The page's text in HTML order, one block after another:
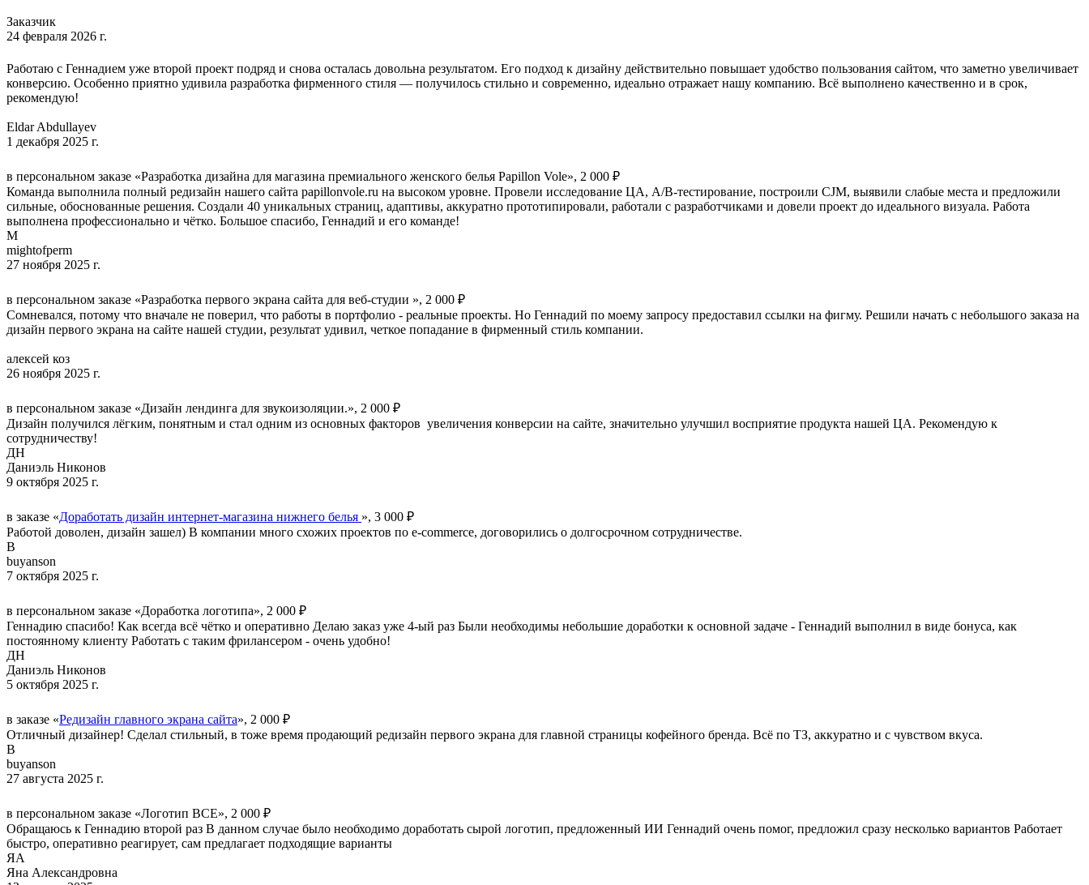
Заказчик
24 февраля 2026 г.
Работаю с Геннадием уже второй проект подряд и снова осталась довольна результатом. Его подход к дизайну действительно повышает удобство пользования сайтом, что заметно увеличивает
конверсию. Особенно приятно удивила разработка фирменного стиля — получилось стильно и современно, идеально отражает нашу компанию. Всё выполнено качественно и в срок,
рекомендую!
Eldar Abdullayev
1 декабря 2025 г.
в персональном заказе «Разработка дизайна для магазина премиального женского белья Papillon Vole», 2 000 ₽
Команда выполнила полный редизайн нашего сайта papillonvole.ru на высоком уровне. Провели исследование ЦА, A/B-тестирование, построили CJM, выявили слабые места и предложили
сильные, обоснованные решения. Создали 40 уникальных страниц, адаптивы, аккуратно прототипировали, работали с разработчиками и довели проект до идеального визуала. Работа
выполнена профессионально и чётко. Большое спасибо, Геннадий и его команде!
M
mightofperm
27 ноября 2025 г.
в персональном заказе «Разработка первого экрана сайта для веб-студии », 2 000 ₽
Сомневался, потому что вначале не поверил, что работы в портфолио - реальные проекты. Но Геннадий по моему запросу предоставил ссылки на фигму. Решили начать с небольшого заказа на
дизайн первого экрана на сайте нашей студии, результат удивил, четкое попадание в фирменный стиль компании.
алексей коз
26 ноября 2025 г.
в персональном заказе «Дизайн лендинга для звукоизоляции.», 2 000 ₽
Дизайн получился лёгким, понятным и стал одним из основных факторов увеличения конверсии на сайте, значительно улучшил восприятие продукта нашей ЦА. Рекомендую к
сотрудничеству!
ДН
Даниэль Никонов
9 октября 2025 г.
в заказе «Доработать дизайн интернет-магазина нижнего белья », 3 000 ₽
Работой доволен, дизайн зашел) В компании много схожих проектов по e-commerce, договорились о долгосрочном сотрудничестве.
B
buyanson
7 октября 2025 г.
в персональном заказе «Доработка логотипа», 2 000 ₽
Геннадию спасибо! Как всегда всё чётко и оперативно Делаю заказ уже 4-ый раз Были необходимы небольшие доработки к основной задаче - Геннадий выполнил в виде бонуса, как
постоянному клиенту Работать с таким фрилансером - очень удобно!
ДН
Даниэль Никонов
5 октября 2025 г.
в заказе «Редизайн главного экрана сайта», 2 000 ₽
Отличный дизайнер! Сделал стильный, в тоже время продающий редизайн первого экрана для главной страницы кофейного бренда. Всё по ТЗ, аккуратно и с чувством вкуса.
B
buyanson
27 августа 2025 г.
в персональном заказе «Логотип ВСЕ», 2 000 ₽
Обращаюсь к Геннадию второй раз В данном случае было необходимо доработать сырой логотип, предложенный ИИ Геннадий очень помог, предложил сразу несколько вариантов Работает
быстро, оперативно реагирует, сам предлагает подходящие варианты
ЯА
Яна Александровна